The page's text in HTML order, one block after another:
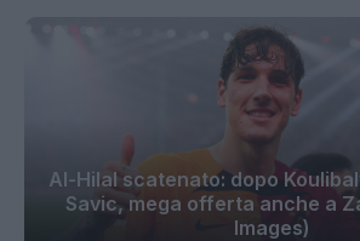
Al-Hilal scatenato: dopo
Savic, mega offerta anche a
Images)